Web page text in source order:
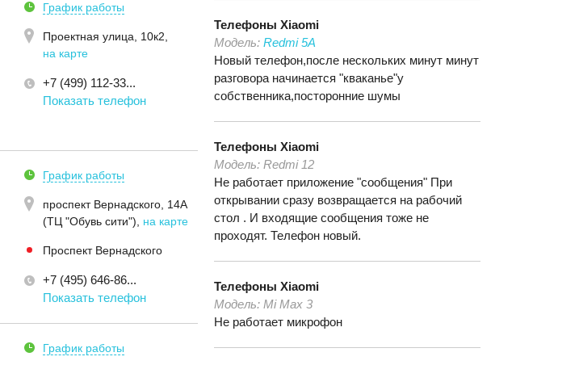
График работы
Проектная улица, 10к2
на карте
+7 (499) 112-33...
Показать телефон
График работы
проспект Вернадского, 14А
(ТЦ "Обувь сити")
на карте
Проспект Вернадского
+7 (495) 646-86...
Показать телефон
График работы
Телефоны Xiaomi
Модель: Redmi 5A
Новый телефон,после нескольких минут минут
разговора начинается "кваканье"у
собственника,посторонние шумы
Телефоны Xiaomi
Модель: Redmi 12
Не работает приложение "сообщения" При
открывании сразу возвращается на рабочий
стол . И входящие сообщения тоже не
проходят. Телефон новый.
Телефоны Xiaomi
Модель: Mi Max 3
Не работает микрофон